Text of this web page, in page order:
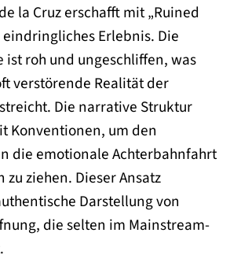
la Cruz erschafft mit „Ruined
Erlebnis. Die
ist roh und ungeschliffen, was
verstörende Realität der
Die narrative Struktur
Konventionen, um den
die emotionale Achterbahnfahrt
ziehen. Dieser Ansatz
Darstellung von
die selten im Mainstream-